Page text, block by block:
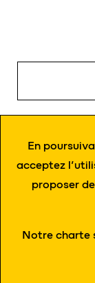
mail et à
Zoning de
Tél. +32 4 382
En
acceptez
proposer
Notre charte